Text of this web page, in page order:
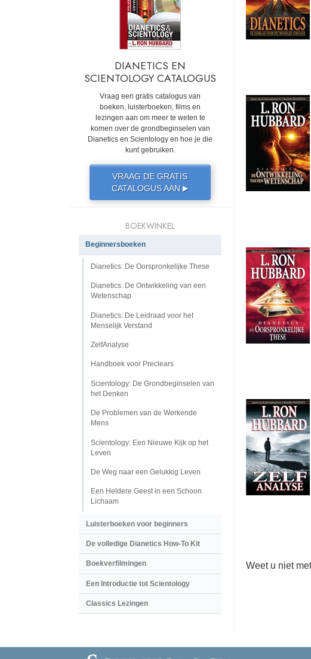
Weet u niet
DIANETICS EN
SCIENTOLOGY CATALOGUS
Vraag een gratis catalogus van
boeken, luisterboeken, films en
lezingen aan om meer te weten te
komen over de grondbeginselen van
Dianetics en Scientology en hoe je die
kunt gebruiken.
VRAAG DE GRATIS
CATALOGUS AAN▶
BOEKWINKEL
Beginnersboeken
Dianetics: De Oorspronkelijke These
Dianetics: De Ontwikkeling van een
Wetenschap
Dianetics: De Leidraad voor het
Menselijk Verstand
ZelfAnalyse
Handboek voor Preclears
Scientology: De Grondbeginselen van
het Denken
De Problemen van de Werkende
Mens
Scientology: Een Nieuwe Kijk op het
Leven
De Weg naar een Gelukkig Leven
Een Heldere Geest in een Schoon
Lichaam
Luisterboeken voor beginners
De volledige Dianetics How-To Kit
Boekverfilmingen
Een Introductie tot Scientology
Classics Lezingen